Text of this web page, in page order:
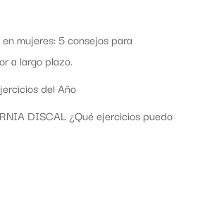
mujeres: 5 consejos para
a largo plazo.
del Año
DISCAL ¿Qué ejercicios puedo